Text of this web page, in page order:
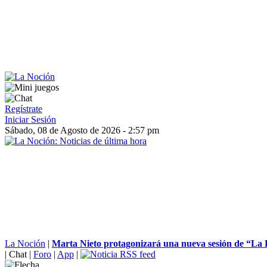
Regístrate
Iniciar Sesión
Sábado, 08 de Agosto de 2026 - 2:57 pm
La Noción | Marta Nieto protagonizará una nueva sesión de “La
| Chat | Foro | App |